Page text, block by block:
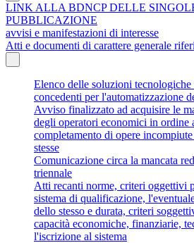
LINK ALLA BDNCP DELLE
PUBBLICAZIONE
avvisi e manifestazioni di interesse
Atti e documenti di carattere generale
Elenco delle soluzioni tecnologiche
concedenti per l'automatizzazione
Avviso finalizzato ad acquisire le
degli operatori economici in ordine
completamento di opere
stesse
Comunicazione circa la mancata
triennale
Atti recanti norme, criteri oggettivi
sistema di qualificazione,
dello stesso e durata, criteri
capacità economiche, finanziarie,
l'iscrizione al sistema